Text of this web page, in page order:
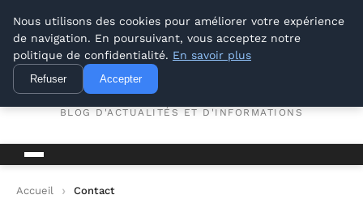
Conseil Outil Bricolage
Conseil Outil Bricolage
BLOG D'ACTUALITÉS ET D'INFORMATIONS
Accueil Contact
Nous utilisons des cookies pour améliorer votre expérience
de navigation. En poursuivant, vous acceptez notre
politique de confidentialité. En savoir plus
Refuser Accepter